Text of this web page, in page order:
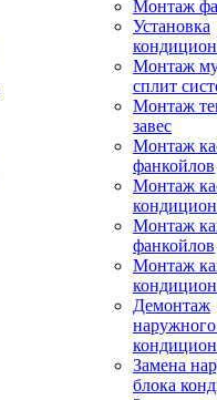
Монтаж
Установка
Монтаж
сплит
Монтаж
завес
Монтаж
фанкойлов
Монтаж
Монтаж
фанкойлов
Монтаж
Демонтаж
Замена
блока